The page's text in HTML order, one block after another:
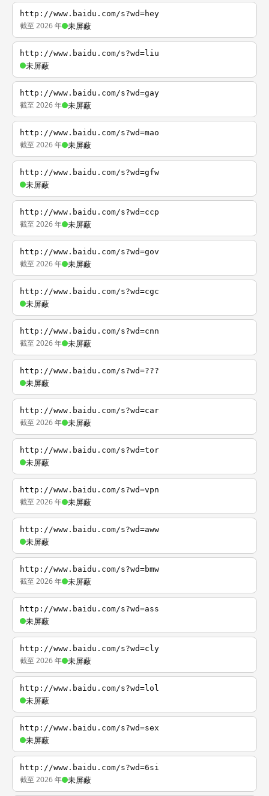
http://www.baidu.com/s?wd=hey
截至 2026 年 未屏蔽
http://www.baidu.com/s?wd=liu
未屏蔽
http://www.baidu.com/s?wd=gay
截至 2026 年 未屏蔽
http://www.baidu.com/s?wd=mao
截至 2026 年 未屏蔽
http://www.baidu.com/s?wd=gfw
未屏蔽
http://www.baidu.com/s?wd=ccp
截至 2026 年 未屏蔽
http://www.baidu.com/s?wd=gov
截至 2026 年 未屏蔽
http://www.baidu.com/s?wd=cgc
未屏蔽
http://www.baidu.com/s?wd=cnn
截至 2026 年 未屏蔽
http://www.baidu.com/s?wd=???
未屏蔽
http://www.baidu.com/s?wd=car
截至 2026 年 未屏蔽
http://www.baidu.com/s?wd=tor
未屏蔽
http://www.baidu.com/s?wd=vpn
截至 2026 年 未屏蔽
http://www.baidu.com/s?wd=aww
未屏蔽
http://www.baidu.com/s?wd=bmw
截至 2026 年 未屏蔽
http://www.baidu.com/s?wd=ass
未屏蔽
http://www.baidu.com/s?wd=cly
截至 2026 年 未屏蔽
http://www.baidu.com/s?wd=lol
未屏蔽
http://www.baidu.com/s?wd=sex
未屏蔽
http://www.baidu.com/s?wd=6si
截至 2026 年 未屏蔽